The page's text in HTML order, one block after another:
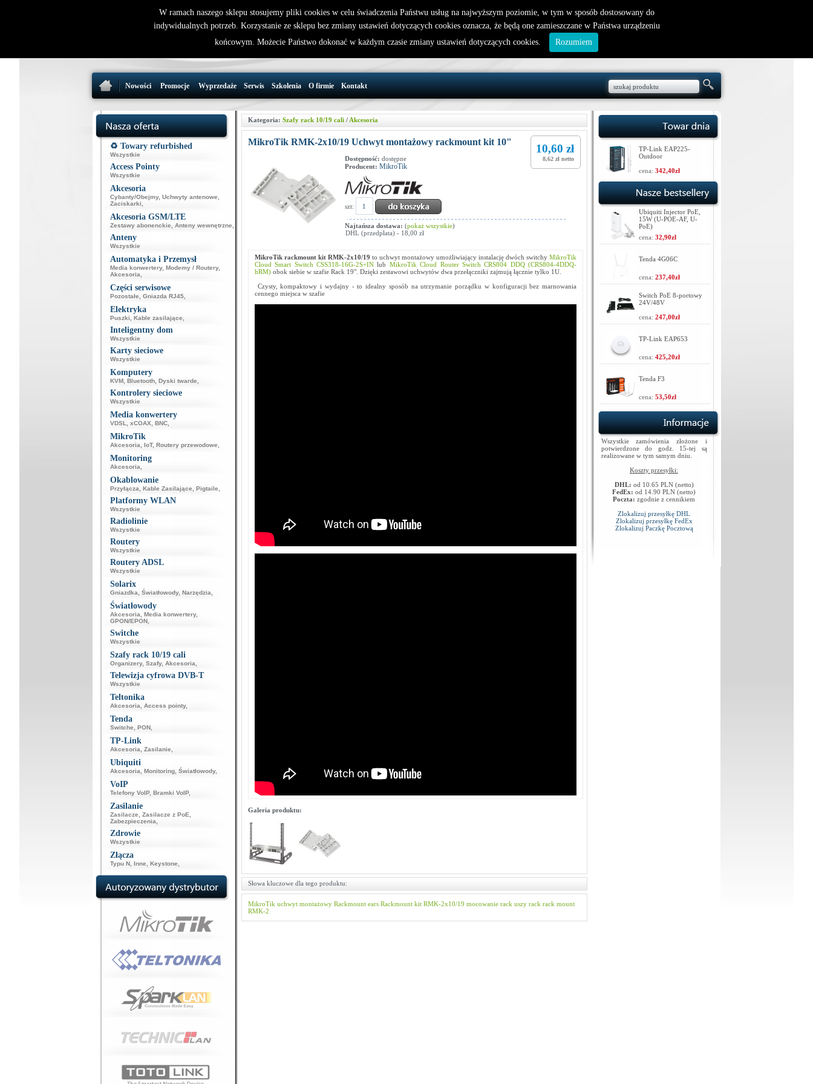
nowy klient
32 721 86 72
support@wirelesslan.com.pl
W koszyku jest 0 produktów(y)
Nowości Promocje Wyprzedaże Serwis Szkolenia O firmie Kontakt
♻️ Towary refurbished
Wszystkie
Access Pointy
Wszystkie
Akcesoria
Cybanty/Obejmy, Uchwyty antenowe
Zaciskarki
Akcesoria GSM/LTE
Zestawy abonenckie Anteny wewnętrzne
Anteny
Wszystkie
Automatyka i Przemysł
Media konwertery, Modemy / Routery,
Akcesoria
Części serwisowe
Pozostałe Gniazda RJ45,
Elektryka
Puszki Kable zasilające
Inteligentny dom
Wszystkie
Karty sieciowe
Wszystkie
Komputery
KVM, Bluetooth, Dyski twarde
Kontrolery sieciowe
Wszystkie
Media konwertery
VDSL xCOAX BNC,
MikroTik
Akcesoria IoT, Routery przewodowe
Monitoring
Akcesoria
Okablowanie
Przyłącza Kable Zasilające Pigtaile
Platformy WLAN
Wszystkie
Radiolinie
Wszystkie
Routery
Wszystkie
Routery ADSL
Wszystkie
Solarix
Gniazdka Światłowody, Narzędzia
Światłowody
Akcesoria Media konwertery,
GPON/EPON,
Switche
Wszystkie
Szafy rack 10/19 cali
Organizery, Szafy, Akcesoria
Telewizja cyfrowa DVB-T
Wszystkie
Teltonika
Akcesoria Access pointy,
Tenda
Switche PON,
TP-Link
Akcesoria Zasilanie
Ubiquiti
Akcesoria Monitoring, Światłowody,
VoIP
Telefony VoIP, Bramki VoIP,
Zasilanie
Zasilacze Zasilacze z PoE
Zabezpieczenia
Zdrowie
Wszystkie
Złącza
Typu N, Inne Keystone
Kategoria: Szafy rack 10/19 cali / Akcesoria
MikroTik RMK-2x10/19 Uchwyt montażowy rackmount kit 10"
10,60 zł
8,62 zł netto
Dostępność: dostępne
Producent: MikroTik
szt:
Najtańsza dostawa: (pokaż wszystkie)
DHL (przedpłata) - 18,00 zł
MikroTik rackmount kit RMK-2x10/19 to uchwyt montażowy umożliwiający instalację dwóch switchy MikroTik
Cloud Smart Switch CSS318-16G-2S+IN lub MikroTik Cloud Router Switch CRS804 DDQ (CRS804-4DDQ-
hRM) obok siebie w szafie Rack 19". Dzięki zestawowi uchwytów dwa przełączniki zajmują łącznie tylko 1U.
Czysty, kompaktowy i wydajny - to idealny sposób na utrzymanie porządku w konfiguracji bez marnowania
cennego miejsca w szafie
Galeria produktu:
Słowa kluczowe dla tego produktu:
MikroTik uchwyt montażowy Rackmount ears Rackmount kit RMK-2x10/19 mocowanie rack uszy rack rack mount
RMK-2
TP-Link EAP225-
Outdoor
cena: 342,40zł
Ubiquiti Injector PoE,
15W (U-POE-AF, U-
PoE)
cena: 32,90zł
Tenda 4G06C
cena: 237,40zł
Switch PoE 8-portowy
24V/48V
cena: 247,00zł
TP-Link EAP653
cena: 425,20zł
Tenda F3
cena: 53,50zł
Wszystkie zamówienia złożone i
potwierdzone do godz. 15-tej są
realizowane w tym samym dniu.
Koszty przesyłki:
DHL: od 10.65 PLN (netto)
FedEx: od 14.90 PLN (netto)
Poczta: zgodnie z cennikiem
Zlokalizuj przesyłkę DHL
Zlokalizuj przesyłkę FedEx
Zlokalizuj Paczkę Pocztową
W ramach naszego sklepu stosujemy pliki cookies w celu świadczenia Państwu usług na najwyższym poziomie, w tym w sposób dostosowany do
indywidualnych potrzeb. Korzystanie ze sklepu bez zmiany ustawień dotyczących cookies oznacza, że będą one zamieszczane w Państwa urządzeniu
końcowym. Możecie Państwo dokonać w każdym czasie zmiany ustawień dotyczących cookies.
Rozumiem